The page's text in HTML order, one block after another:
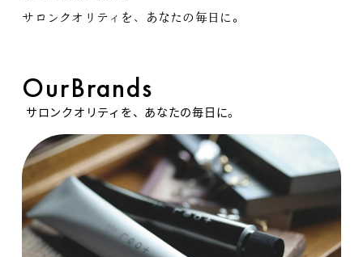
サロンクオリティを、あなたの毎日に。
OurBrands
サロンクオリティを、あなたの毎日に。